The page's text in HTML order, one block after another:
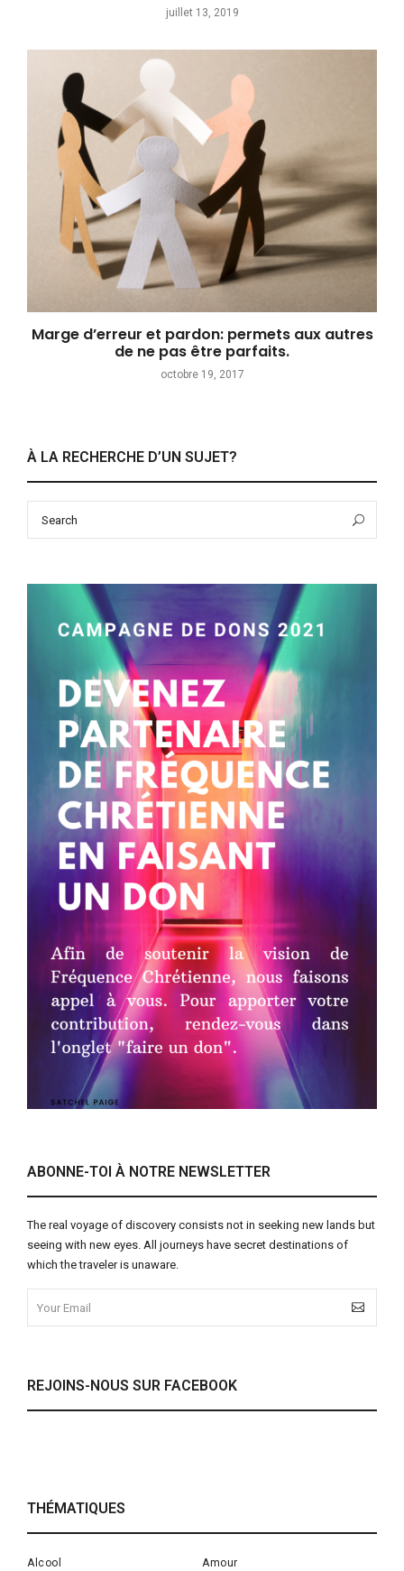
juillet 13, 2019
Marge d’erreur et pardon: permets aux autres
de ne pas être parfaits.
octobre 19, 2017
À LA RECHERCHE D’UN SUJET?
ABONNE-TOI À NOTRE NEWSLETTER
The real voyage of discovery consists not in seeking new lands but
seeing with new eyes. All journeys have secret destinations of
which the traveler is unaware.
REJOINS-NOUS SUR FACEBOOK
THÉMATIQUES
Alcool
Amour